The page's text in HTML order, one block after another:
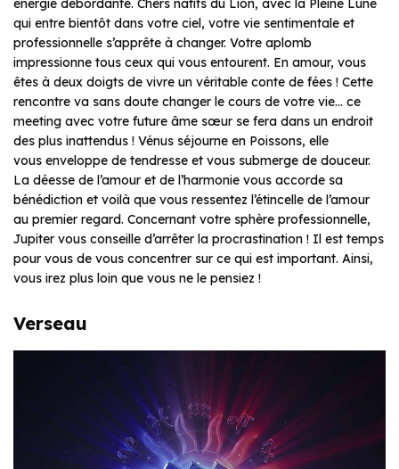
énergie débordante. Chers natifs du Lion, avec la Pleine Lune
qui entre bientôt dans votre ciel, votre vie sentimentale et
professionnelle s’apprête à changer. Votre aplomb
impressionne tous ceux qui vous entourent. En amour, vous
êtes à deux doigts de vivre un véritable conte de fées ! Cette
rencontre va sans doute changer le cours de votre vie… ce
meeting avec votre future âme sœur se fera dans un endroit
des plus inattendus ! Vénus séjourne en Poissons, elle
vous enveloppe de tendresse et vous submerge de douceur.
La déesse de l’amour et de l’harmonie vous accorde sa
bénédiction et voilà que vous ressentez l’étincelle de l’amour
au premier regard. Concernant votre sphère professionnelle,
Jupiter vous conseille d’arrêter la procrastination ! Il est temps
pour vous de vous concentrer sur ce qui est important. Ainsi,
vous irez plus loin que vous ne le pensiez !
Verseau